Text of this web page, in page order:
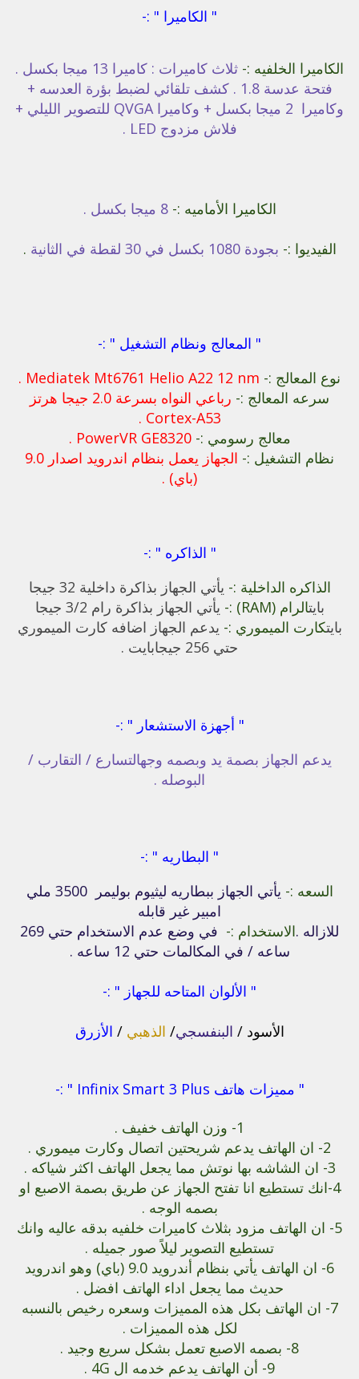
" الكاميرا " :-
الكاميرا الخلفيه :-
ثلاث كاميرات : كاميرا 13 ميجا بكسل .
فتحة عدسة 1.8 . كشف تلقائي لضبط بؤرة العدسه +
وكاميرا 2 ميجا بكسل + وكاميرا QVGA للتصوير الليلي +
فلاش مزدوج LED .
الكاميرا الأماميه :- 8 ميجا بكسل .
الفيديوا :- بجودة 1080 بكسل في 30 لقطة في الثانية .
" المعالج ونظام التشغيل " :-
نوع المعالج :-
سرعه المعالج :-
رباعي النواه بسرعة 2.0 جيجا هرتز
Cortex-A53 .
معالج رسومي :- PowerVR GE8320 .
نظام التشغيل :-
الجهاز يعمل بنظام اندرويد اصدار 9.0
(باي) .
" الذاكره " :-
الذاكره الداخلية :-
يأتي الجهاز بذاكرة داخلية 32 جيجا
بايتالرام (RAM) :-
يأتي الجهاز بذاكرة رام 3/2 جيجا
بايتكارت الميموري :- يدعم الجهاز اضافه كارت الميموري
حتي 256 جيجابايت .
" أجهزة الاستشعار " :-
يدعم الجهاز بصمة يد وبصمه وجهالتسارع / التقارب /
البوصله .
" البطاريه " :-
السعه :-
يأتي الجهاز ببطاريه ليثيوم بوليمر 3500 ملي
امبير غير قابله
للازاله .الاستخدام :-
في وضع عدم الاستخدام حتي 269
ساعه / في المكالمات حتي 12 ساعه .
" الألوان المتاحه للجهاز " :-
الأسود / البنفسجي/ الذهبي / الأزرق
" مميزات هاتف Infinix Smart 3 Plus " :-
1- وزن الهاتف خفيف .
2- ان الهاتف يدعم شريحتين اتصال وكارت ميموري .
3- ان الشاشه بها نوتش مما يجعل الهاتف اكثر شياكه .
4-انك تستطيع انا تفتح الجهاز عن طريق بصمة الاصبع او
بصمه الوجه .
5- ان الهاتف مزود بثلاث كاميرات خلفيه بدقه عاليه وانك
تستطيع التصوير ليلاً صور جميله .
6- ان الهاتف يأتي بنظام أندرويد 9.0 (باي) وهو اندرويد
حديث مما يجعل اداء الهاتف افضل .
7- ان الهاتف بكل هذه المميزات وسعره رخيص بالنسبه
لكل هذه المميزات .
8- بصمه الاصبع تعمل بشكل سريع وجيد .
9- أن الهاتف يدعم خدمه ال 4G .